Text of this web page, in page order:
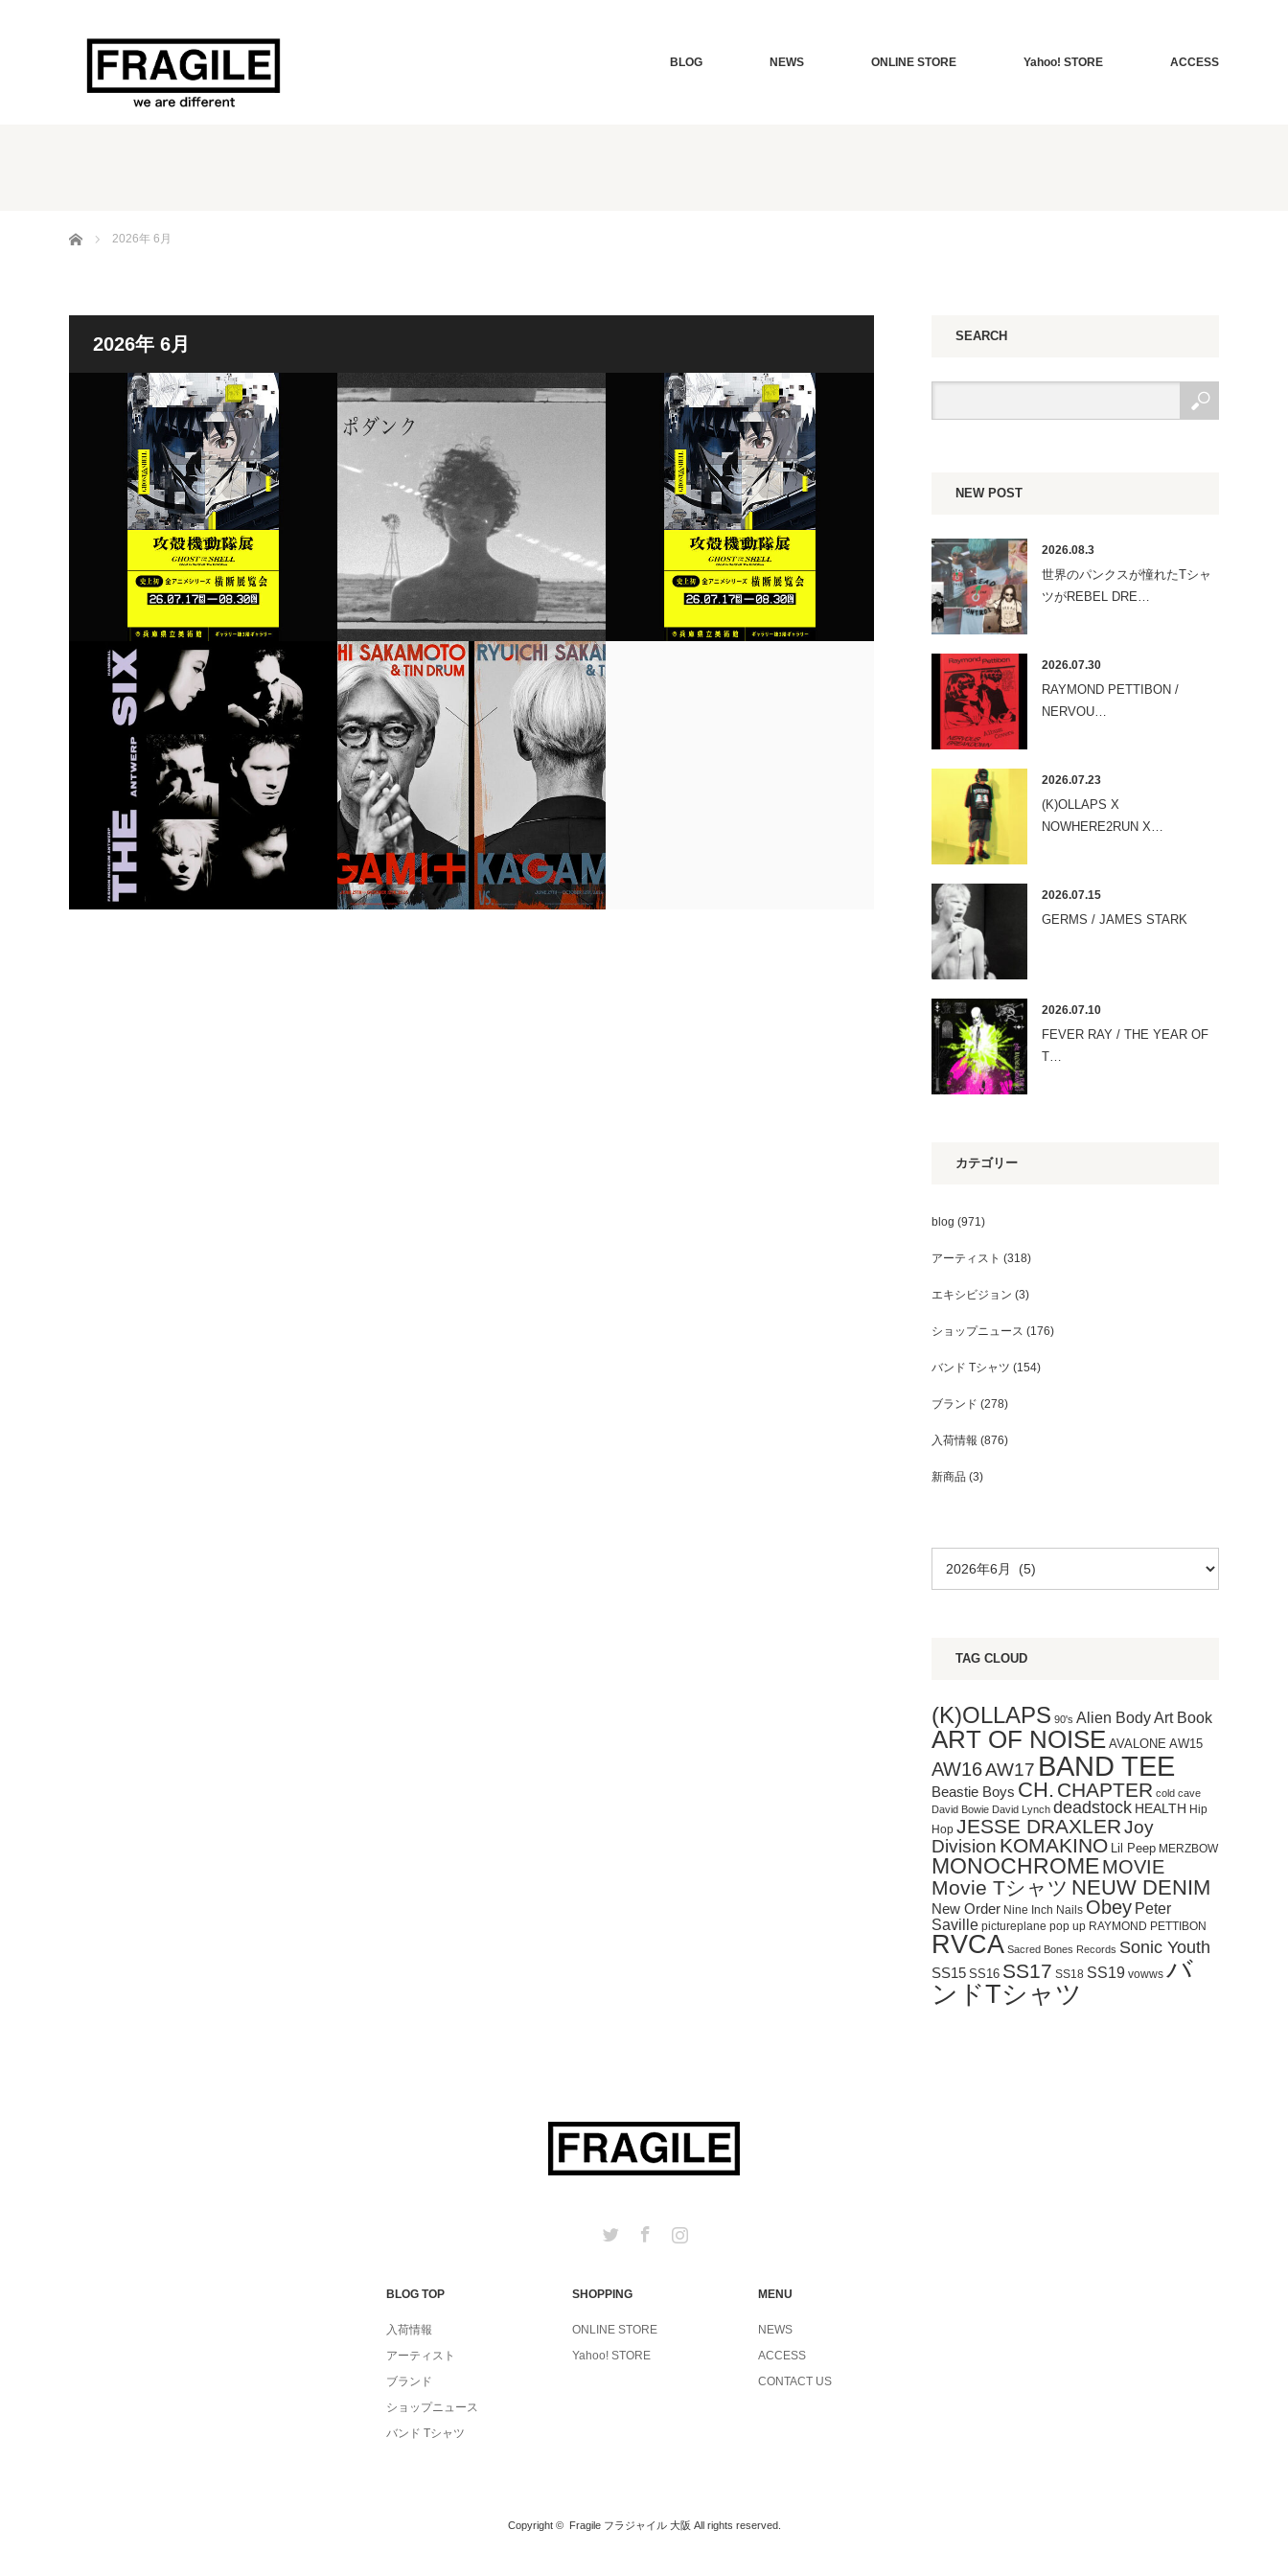
BLOG NEWS ONLINE STORE Yahoo! STORE ACCESS
ホーム 2026年 6月
2026年 6月 SEARCH
NEW POST
2026.08.3
世界のパンクスが憧れたTシャ
ツがREBEL DRE…
2026.07.30
RAYMOND PETTIBON /
NERVOU…
2026.07.23
(K)OLLAPS X
NOWHERE2RUN X…
2026.07.15
GERMS / JAMES STARK
2026.07.10
FEVER RAY / THE YEAR OF
T…
カテゴリー
blog (971)
アーティスト (318)
エキシビジョン (3)
ショップニュース (176)
バンド Tシャツ (154)
ブランド (278)
入荷情報 (876)
新商品 (3)
TAG CLOUD
(K)OLLAPS 90's Alien BodyArt Book
ART OF NOISE AVALONE AW15
AW16AW17 BAND TEE
Beastie Boys CH. CHAPTER cold cave
David Bowie David Lynch deadstock HEALTH Hip
Hop JESSE DRAXLERJoy
Division KOMAKINO Lil Peep MERZBOW
MONOCHROMEMOVIE
Movie Tシャツ NEUW DENIM
New Order Nine Inch Nails Obey Peter
Saville pictureplane pop up RAYMOND PETTIBON
RVCA Sacred Bones Records Sonic Youth
SS15 SS16 SS17 SS18 SS19 vowws バ
ンドTシャツ
Twitter Facebook
BLOG TOP
入荷情報
アーティスト
ブランド
ショップニュース
バンド Tシャツ
SHOPPING
ONLINE STORE
Yahoo! STORE
MENU
NEWS
ACCESS
CONTACT US
Copyright © Fragile フラジャイル 大阪 All rights reserved.